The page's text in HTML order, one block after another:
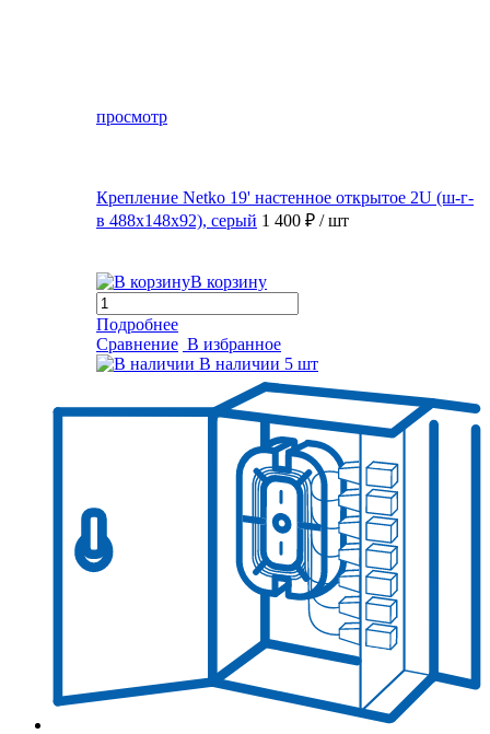
просмотр
Крепление Netko 19' настенное открытое 2U (ш-г-
в 488х148х92), серый 1 400 ₽ / шт
В корзину
Подробнее
Сравнение В избранное
В наличии 5 шт